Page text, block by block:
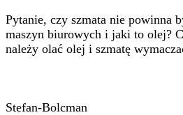
Pytanie, czy szmata nie powinna
maszyn biurowych i jaki to olej?
należy olać olej i szmatę
Stefan-Bolcman